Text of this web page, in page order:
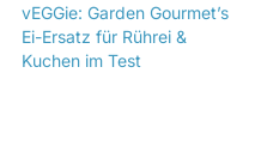
vEGGie: Garden Gourmet’s
Ei-Ersatz für Rührei &
Kuchen im Test